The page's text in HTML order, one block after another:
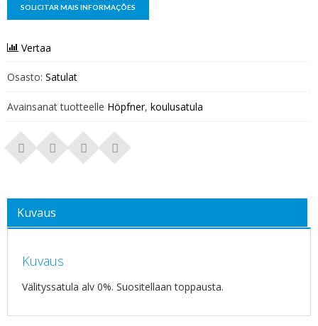
Vertaa
Osasto: Satulat
Avainsanat tuotteelle Höpfner, koulusatula
Kuvaus
Kuvaus
Välityssatula alv 0%. Suositellaan toppausta.